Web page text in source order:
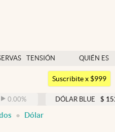
TENSIÓN
GEOPOLÍTICA
QUIÉN ES
QUIÉN
Argentina
Suscribite x $999
DÓLAR BLUE $ 1525 -
Dólar